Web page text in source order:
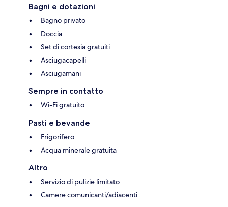
Bagni e dotazioni
Bagno privato
Doccia
Set di cortesia gratuiti
Asciugacapelli
Asciugamani
Sempre in contatto
Wi-Fi gratuito
Pasti e bevande
Frigorifero
Acqua minerale gratuita
Altro
Servizio di pulizie limitato
Camere comunicanti/adiacenti